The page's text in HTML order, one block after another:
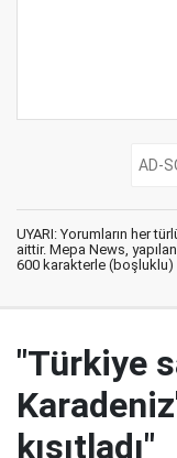
UYARI: Yorumların her
aittir. Mepa News,
600 karakterle (boşluklu)
"Türkiye
kısıtladı"